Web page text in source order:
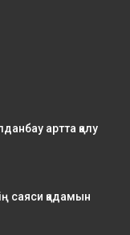
артта қалу
саяси қадамын